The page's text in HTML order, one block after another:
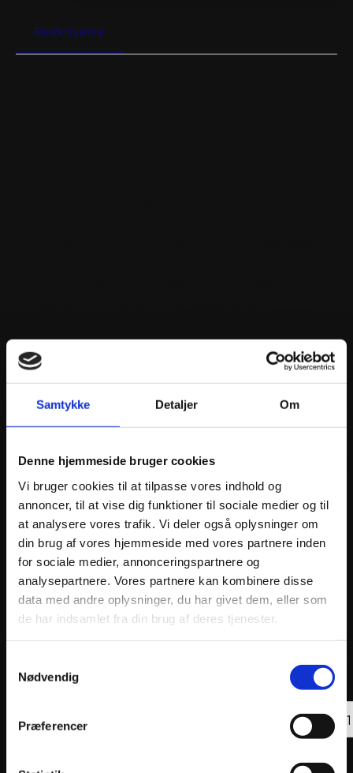
Samtykke Detaljer Om
Denne hjemmeside bruger cookies
Vi bruger cookies til at tilpasse vores indhold og
annoncer, til at vise dig funktioner til sociale medier og til
at analysere vores trafik. Vi deler også oplysninger om
din brug af vores hjemmeside med vores partnere inden
for sociale medier, annonceringspartnere og
analysepartnere. Vores partnere kan kombinere disse
data med andre oplysninger, du har givet dem, eller som
de har indsamlet fra din brug af deres tjenester.
Nødvendig
Præferencer
Beskrivelse
VFORCE REED PETAL SET V-FORCE 3R CARBON
628kr.
inkl. moms
613
inkl.
REED
SET